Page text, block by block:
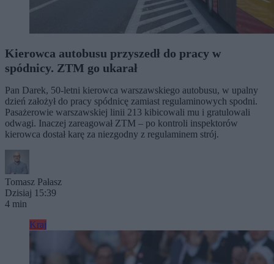
Kierowca autobusu przyszedł do pracy w
spódnicy. ZTM go ukarał
Pan Darek, 50-letni kierowca warszawskiego autobusu, w upalny
dzień założył do pracy spódnicę zamiast regulaminowych spodni.
Pasażerowie warszawskiej linii 213 kibicowali mu i gratulowali
odwagi. Inaczej zareagował ZTM – po kontroli inspektorów
kierowca dostał karę za niezgodny z regulaminem strój.
Tomasz Pałasz
Dzisiaj 15:39
4 min
Kraj